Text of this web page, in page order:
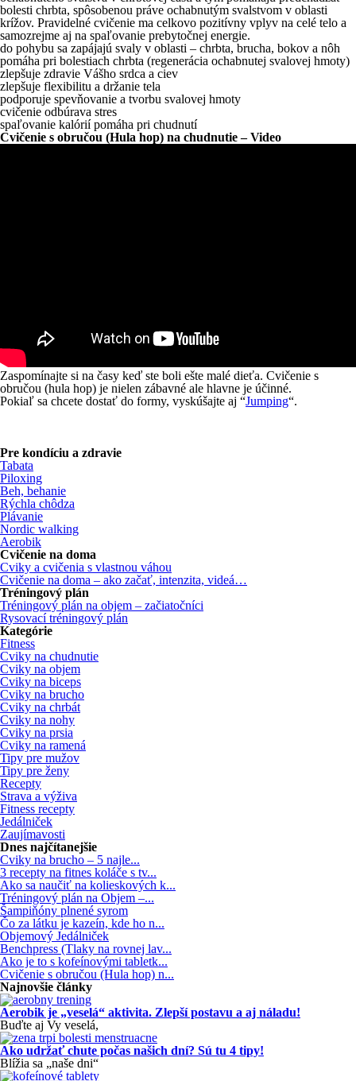
bolesti chrbta, spôsobenou práve ochabnutým svalstvom v oblasti
krížov. Pravidelné cvičenie ma celkovo pozitívny vplyv na celé telo a
samozrejme aj na spaľovanie prebytočnej energie.
do pohybu sa zapájajú svaly v oblasti – chrbta, brucha, bokov a nôh
pomáha pri bolestiach chrbta (regenerácia ochabnutej svalovej hmoty)
zlepšuje zdravie Vášho srdca a ciev
zlepšuje flexibilitu a držanie tela
podporuje spevňovanie a tvorbu svalovej hmoty
cvičenie odbúrava stres
spaľovanie kalórií pomáha pri chudnutí
Cvičenie s obručou (Hula hop) na chudnutie – Video
Zaspomínajte si na časy keď ste boli ešte malé dieťa. Cvičenie s
obručou (hula hop) je nielen zábavné ale hlavne je účinné.
Pokiaľ sa chcete dostať do formy, vyskúšajte aj “Jumping“.
Pre kondíciu a zdravie
Tabata
Piloxing
Beh, behanie
Rýchla chôdza
Plávanie
Nordic walking
Aerobik
Cvičenie na doma
Cviky a cvičenia s vlastnou váhou
Cvičenie na doma – ako začať, intenzita, videá…
Tréningový plán
Tréningový plán na objem – začiatočníci
Rysovací tréningový plán
Kategórie
Fitness
Cviky na chudnutie
Cviky na objem
Cviky na biceps
Cviky na brucho
Cviky na chrbát
Cviky na nohy
Cviky na prsia
Cviky na ramená
Tipy pre mužov
Tipy pre ženy
Recepty
Strava a výživa
Fitness recepty
Jedálniček
Zaujímavosti
Dnes najčítanejšie
Cviky na brucho – 5 najle...
3 recepty na fitnes koláče s tv...
Ako sa naučiť na kolieskových k...
Tréningový plán na Objem –...
Šampiňóny plnené syrom
Čo za látku je kazeín, kde ho n...
Objemový Jedálniček
Benchpress (Tlaky na rovnej lav...
Ako je to s kofeínovými tabletk...
Cvičenie s obručou (Hula hop) n...
Najnovšie články
Aerobik je „veselá“ aktivita. Zlepší postavu a aj náladu!
Buďte aj Vy veselá,
Ako udržať chute počas našich dní? Sú tu 4 tipy!
Blížia sa „naše dni“